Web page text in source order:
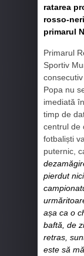
ratarea
rosso-
primarul
Primarul
Sportiv
Popa nu
imediată
timp de
centrul de
fotbaliști
puternic,
pierdut
așa ca o
baftă, de
retras,
este să